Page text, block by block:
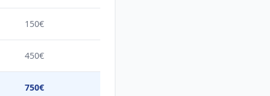
150€
450€
750€